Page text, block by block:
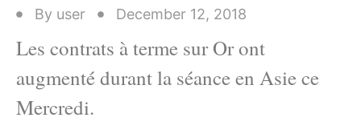
By user December 12, 2018
Les contrats à terme sur Or ont
augmenté durant la séance en Asie ce
Mercredi.